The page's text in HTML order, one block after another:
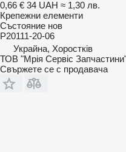
0,66 € 34 UAH ≈ 1,30 лв.
Крепежни елементи
Състояние нов
P20111-20-06
Украйна, Хоростків
ТОВ "Мрія Сервіс
Свържете се с продавача